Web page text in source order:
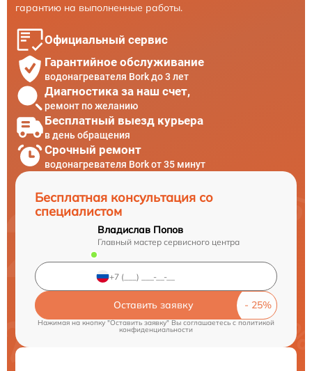
гарантию на выполненные работы.
Официальный сервис
Гарантийное обслуживание
водонагревателя Bork до 3 лет
Диагностика за наш счет,
ремонт по желанию
Бесплатный выезд курьера
в день обращения
Срочный ремонт
водонагревателя Bork от 35 минут
Бесплатная консультация со
специалистом
Владислав Попов
Главный мастер сервисного центра
Оставить заявку
Нажимая на кнопку "Оставить заявку" Вы соглашаетесь cполитикой
конфиденциальности